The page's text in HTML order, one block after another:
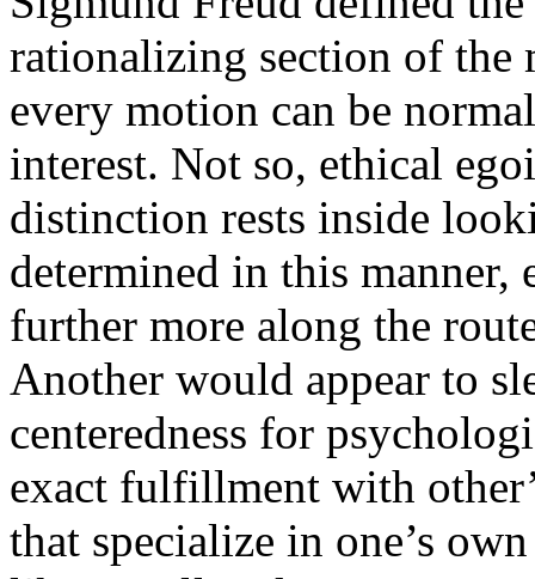
rationalizing section of the
every motion can be
interest. Not so, ethical
distinction rests inside
determined in this manner,
further more along the
Another would appear to
centeredness for
exact fulfillment with
that specialize in one’s